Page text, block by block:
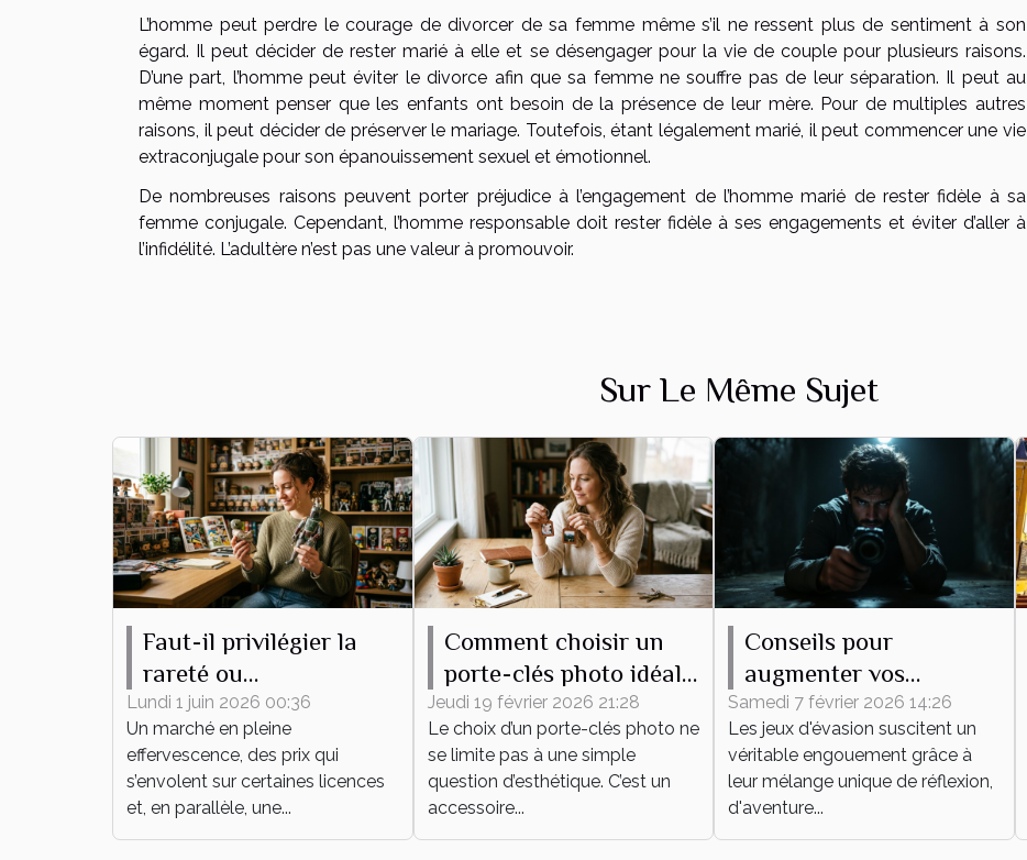
L’homme peut perdre le courage de divorcer de sa femme même s’il ne ressent plus de sentiment à son
égard. Il peut décider de rester marié à elle et se désengager pour la vie de couple pour plusieurs raisons.
D’une part, l’homme peut éviter le divorce afin que sa femme ne souffre pas de leur séparation. Il peut au
même moment penser que les enfants ont besoin de la présence de leur mère. Pour de multiples autres
raisons, il peut décider de préserver le mariage. Toutefois, étant légalement marié, il peut commencer une vie
extraconjugale pour son épanouissement sexuel et émotionnel.
De nombreuses raisons peuvent porter préjudice à l’engagement de l’homme marié de rester fidèle à sa
femme conjugale. Cependant, l’homme responsable doit rester fidèle à ses engagements et éviter d’aller à
l’infidélité. L’adultère n’est pas une valeur à promouvoir.
Sur Le Même Sujet
Faut-il privilégier la
rareté ou
l’attachement
émotionnel pour sa
collection de figurines
?
Lundi 1 juin 2026 00:36
Un marché en pleine
effervescence, des prix qui
s’envolent sur certaines licences
et, en parallèle, une...
Comment choisir un
porte-clés photo idéal
pour vous ?
Jeudi 19 février 2026 21:28
Le choix d’un porte-clés photo ne
se limite pas à une simple
question d’esthétique. C’est un
accessoire...
Conseils pour
augmenter vos
chances de succès
dans un jeu d'évasion
Samedi 7 février 2026 14:26
Les jeux d'évasion suscitent un
véritable engouement grâce à
leur mélange unique de réflexion,
d'aventure...